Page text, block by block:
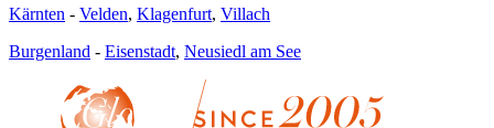
Kärnten - Velden, Klagenfurt, Villach
Burgenland - Eisenstadt, Neusiedl am See